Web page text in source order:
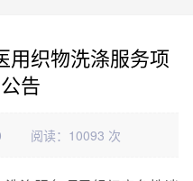
用织物洗涤服务项
告
阅读：10093 次